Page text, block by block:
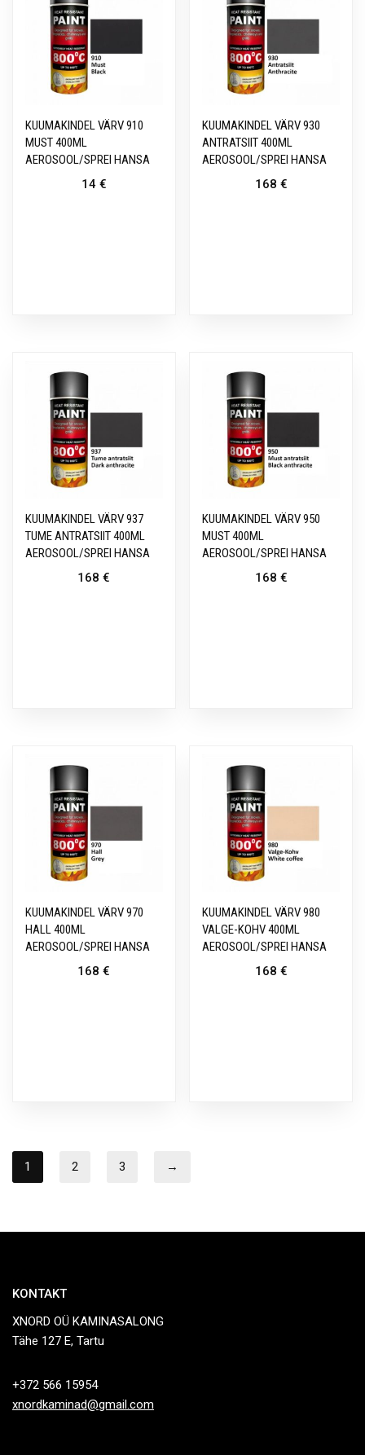
KUUMAKINDEL VÄRV 910
MUST 400ML
AEROSOOL/SPREI HANSA
14 €
KUUMAKINDEL VÄRV 930
ANTRATSIIT 400ML
AEROSOOL/SPREI HANSA
168 €
KUUMAKINDEL VÄRV 937
TUME ANTRATSIIT 400ML
AEROSOOL/SPREI HANSA
168€
KUUMAKINDEL VÄRV 950
MUST 400ML
AEROSOOL/SPREI HANSA
168 €
KUUMAKINDEL VÄRV 970
HALL 400ML
AEROSOOL/SPREI HANSA
168€
KUUMAKINDEL VÄRV 980
VALGE-KOHV 400ML
AEROSOOL/SPREI HANSA
168 €
1 2 3 →
KONTAKT
XNORD OÜ KAMINASALONG
Tähe 127 E, Tartu
+372 566 15954
xnordkaminad@gmail.com